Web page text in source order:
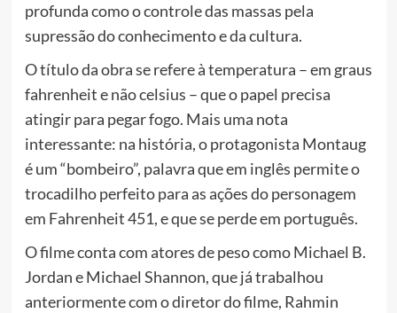
profunda como o controle das massas pela
supressão do conhecimento e da cultura.
O título da obra se refere à temperatura – em graus
fahrenheit e não celsius – que o papel precisa
atingir para pegar fogo. Mais uma nota
interessante: na história, o protagonista Montaug
é um “bombeiro”, palavra que em inglês permite o
trocadilho perfeito para as ações do personagem
em Fahrenheit 451, e que se perde em português.
O filme conta com atores de peso como Michael B.
Jordan e Michael Shannon, que já trabalhou
anteriormente com o diretor do filme, Rahmin